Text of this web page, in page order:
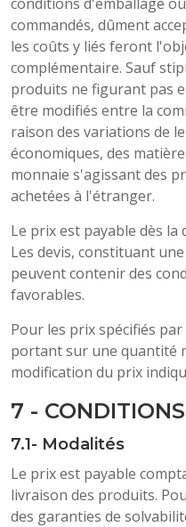
commandés, dûment
les coûts y liés feront
complémentaire. Sauf
produits ne figurant pas
être modifiés entre la
raison des variations de
économiques, des
monnaie s'agissant des
achetées à l'étranger.
Le prix est payable dès la
Les devis, constituant
peuvent contenir des
favorables.
Pour les prix spécifiés
portant sur une quantité
modification du prix
7 -
7.1- Modalités
Le prix est payable
livraison des produits.
des garanties de